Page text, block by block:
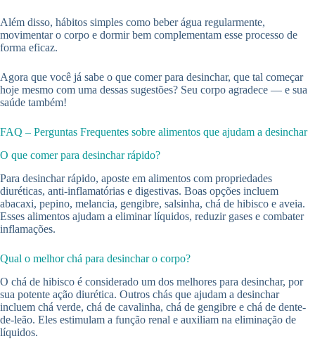
Além disso, hábitos simples como beber água regularmente,
movimentar o corpo e dormir bem complementam esse processo de
forma eficaz.
Agora que você já sabe o que comer para desinchar, que tal começar
hoje mesmo com uma dessas sugestões? Seu corpo agradece — e sua
saúde também!
FAQ – Perguntas Frequentes sobre alimentos que ajudam a desinchar
O que comer para desinchar rápido?
Para desinchar rápido, aposte em alimentos com propriedades
diuréticas, anti-inflamatórias e digestivas. Boas opções incluem
abacaxi, pepino, melancia, gengibre, salsinha, chá de hibisco e aveia.
Esses alimentos ajudam a eliminar líquidos, reduzir gases e combater
inflamações.
Qual o melhor chá para desinchar o corpo?
O chá de hibisco é considerado um dos melhores para desinchar, por
sua potente ação diurética. Outros chás que ajudam a desinchar
incluem chá verde, chá de cavalinha, chá de gengibre e chá de dente-
de-leão. Eles estimulam a função renal e auxiliam na eliminação de
líquidos.